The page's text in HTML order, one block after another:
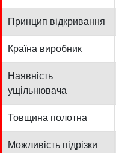
Принцип відкривання
Країна виробник
Наявність
ущільнювача
Товщина полотна
Можливість підрізки